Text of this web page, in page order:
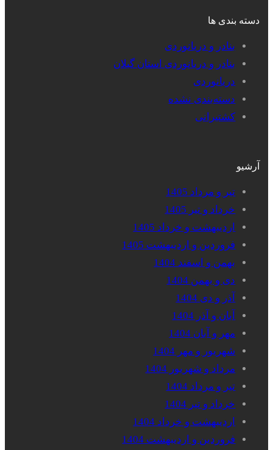
دسته بندی ها
بنادر و دریانوردی
بنادر و دریانوردی استان گیلان
دریانوردی
دسته‌بندی نشده
کشتیرانی
آرشیو
تیر و مرداد 1405
خرداد و تیر 1405
اردیبهشت و خرداد 1405
فروردین و اردیبهشت 1405
بهمن و اسفند 1404
دی و بهمن 1404
آذر و دی 1404
آبان و آذر 1404
مهر و آبان 1404
شهریور و مهر 1404
مرداد و شهریور 1404
تیر و مرداد 1404
خرداد و تیر 1404
اردیبهشت و خرداد 1404
فروردین و اردیبهشت 1404